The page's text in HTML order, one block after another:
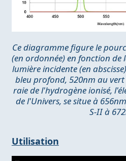
Ce diagramme figure le
(en ordonnée) en fonction
lumière incidente (en
bleu profond, 520nm au
raie de l'hydrogène ionisé,
de l'Univers, se situe à
S-II à
Utilisation